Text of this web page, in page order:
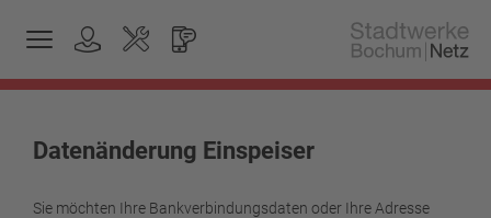
Datenänderung Einspeiser
Sie möchten Ihre Bankverbindungsdaten oder Ihre Adresse